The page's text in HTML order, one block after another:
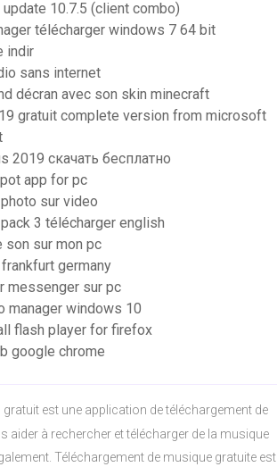
10.7.5 (client combo)
télécharger windows 7 64 bit
indir
sans internet
décran avec son skin minecraft
gratuit complete version from microsoft
2019 скачать бесплатно
app for pc
sur video
3 télécharger english
son sur mon pc
germany
messenger sur pc
manager windows 10
flash player for firefox
google chrome
est une application de téléchargement de
aider à rechercher et télécharger de la musique
Téléchargement de musique gratuite est